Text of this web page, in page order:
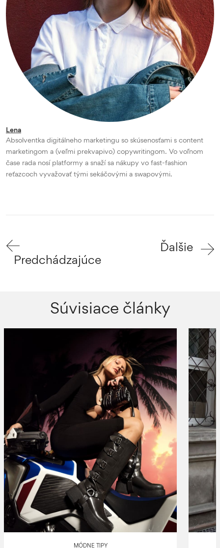
Lena
Absolventka digitálneho marketingu so skúsenosťami s content
marketingom a (veľmi prekvapivo) copywritingom. Vo voľnom
čase rada nosí platformy a snaží sa nákupy vo fast-fashion
reťazcoch vyvažovať tými sekáčovými a swapovými.
Predchádzajúce
Ďalšie
Súvisiace články
MÓDNE TIPY